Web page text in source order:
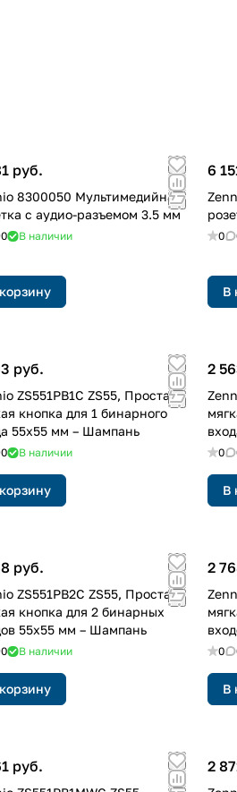
руб.
8300050 Мультимедийная
с аудио-разъемом 3.5 мм
0 В наличии
6
0
В
руб.
ZS551PB1C ZS55, Простая
кнопка для 1 бинарного
55x55 мм – Шампань
0 В наличии
2
0
В
руб.
ZS551PB2C ZS55, Простая
кнопка для 2 бинарных
55x55 мм – Шампань
0 В наличии
2
0
В
руб. 2